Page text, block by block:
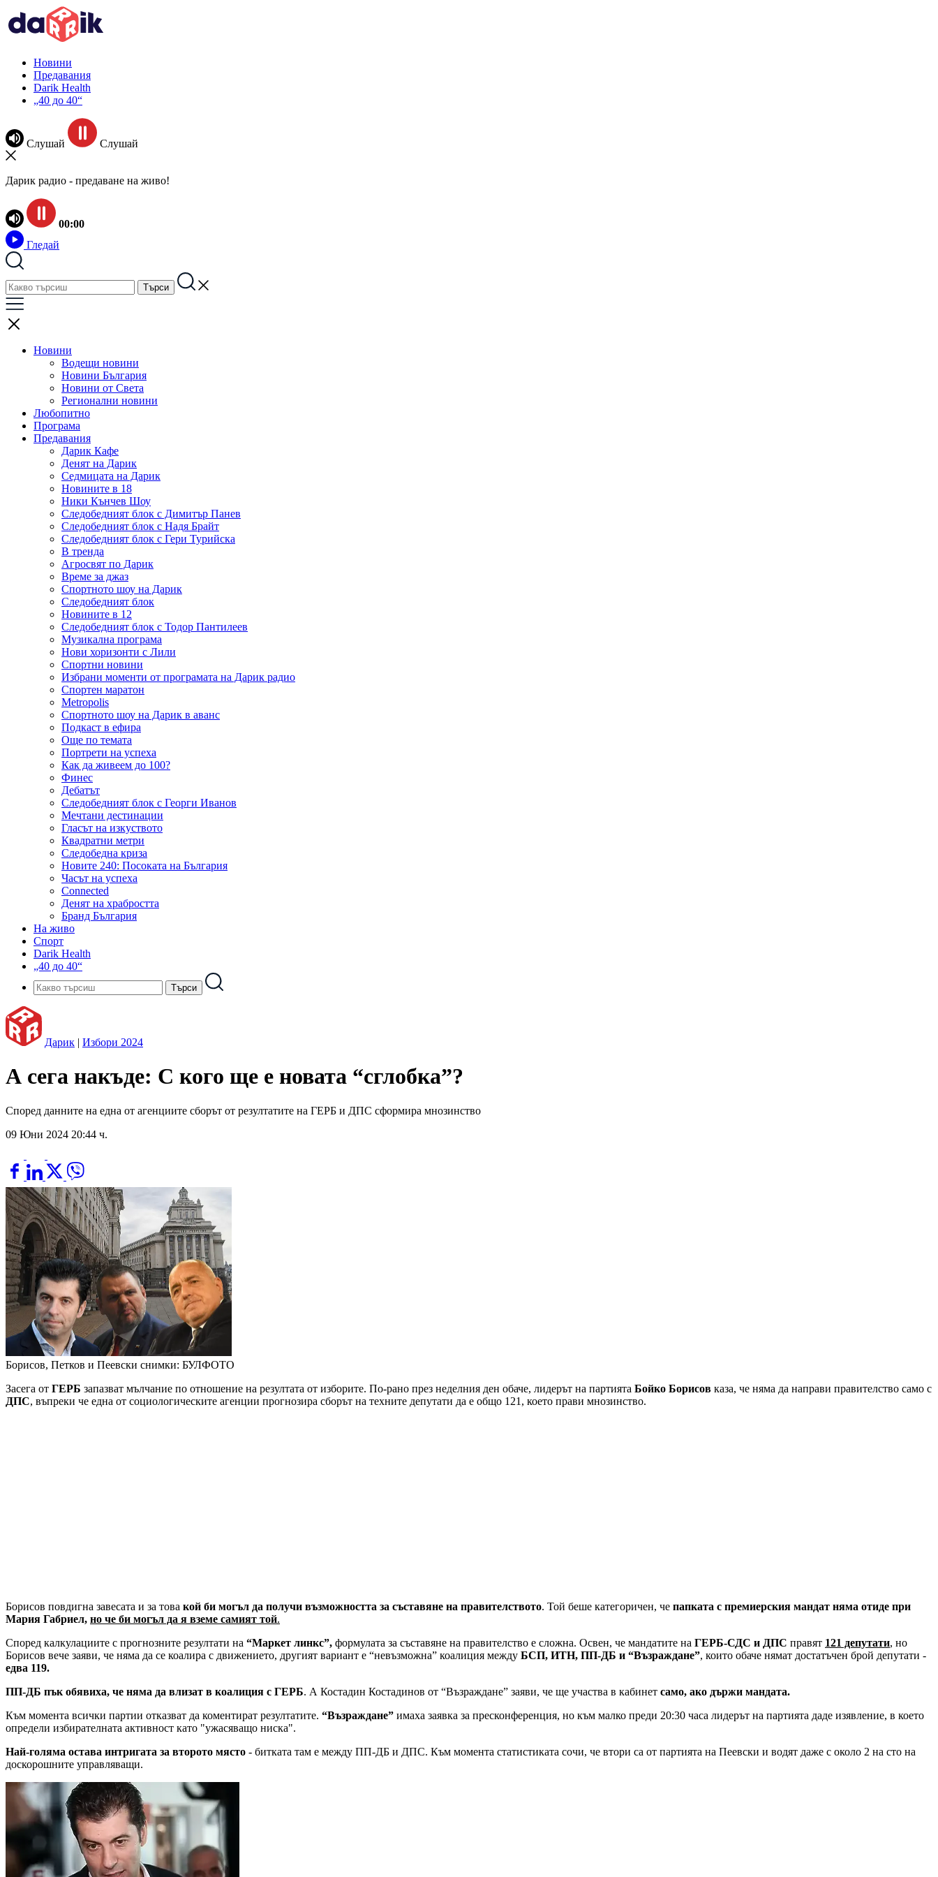
Новини
Предавания
Darik Health
„40 до 40“
Слушай Слушай
Дарик радио - предаване на живо!
00:00
Гледай
Новини
Водещи новини
Новини България
Новини от Света
Регионални новини
Любопитно
Програма
Предавания
Дарик Кафе
Денят на Дарик
Седмицата на Дарик
Новините в 18
Ники Кънчев Шоу
Следобедният блок с Димитър Панев
Следобедният блок с Надя Брайт
Следобедният блок с Гери Турийска
В тренда
Агросвят по Дарик
Време за джаз
Спортното шоу на Дарик
Следобедният блок
Новините в 12
Следобедният блок с Тодор Пантилеев
Музикална програма
Нови хоризонти с Лили
Спортни новини
Избрани моменти от програмата на Дарик радио
Спортен маратон
Metropolis
Спортното шоу на Дарик в аванс
Подкаст в ефира
Още по темата
Портрети на успеха
Как да живеем до 100?
Финес
Дебатът
Следобедният блок с Георги Иванов
Мечтани дестинации
Гласът на изкуството
Квадратни метри
Следобедна криза
Новите 240: Посоката на България
Часът на успеха
Connected
Денят на храбростта
Бранд България
На живо
Спорт
Darik Health
„40 до 40“
Дарик | Избори 2024
А сега накъде: С кого ще е новата “сглобка”?
Според данните на една от агенциите сборът от резултатите на ГЕРБ и ДПС сформира мнозинство
09 Юни 2024 20:44 ч.
Борисов, Петков и Пеевски снимки: БУЛФОТО
Засега от ГЕРБ запазват мълчание по отношение на резултата от изборите. По-рано през неделния ден обаче, лидерът на партията Бойко Борисов каза, че няма да направи правителство само с
ДПС, въпреки че една от социологическите агенции прогнозира сборът на техните депутати да е общо 121, което прави мнозинство.
Борисов повдигна завесата и за това кой би могъл да получи възможността за съставяне на правителството. Той беше категоричен, че папката с премиерския мандат няма отиде при
Мария Габриел, но че би могъл да я вземе самият той.
Според калкулациите с прогнозните резултати на “Маркет линкс”, формулата за съставяне на правителство е сложна. Освен, че мандатите на ГЕРБ-СДС и ДПС правят 121 депутати, но
Борисов вече заяви, че няма да се коалира с движението, другият вариант е “невъзможна” коалиция между БСП, ИТН, ПП-ДБ и “Възраждане”, които обаче нямат достатъчен брой депутати -
едва 119.
ПП-ДБ пък обявиха, че няма да влизат в коалиция с ГЕРБ. А Костадин Костадинов от “Възраждане” заяви, че ще участва в кабинет само, ако държи мандата.
Към момента всички партии отказват да коментират резултатите. “Възраждане” имаха заявка за пресконференция, но към малко преди 20:30 часа лидерът на партията даде изявление, в което
определи избирателната активност като "ужасяващо ниска".
Най-голяма остава интригата за второто място - битката там е между ПП-ДБ и ДПС. Към момента статистиката сочи, че втори са от партията на Пеевски и водят даже с около 2 на сто на
доскорошните управляващи.